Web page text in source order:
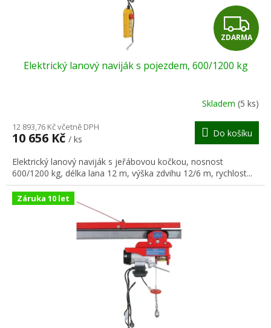
Z
D
R
M
A
ZDARMA
Elektrický lanový naviják s pojezdem, 600/1200 kg
Skladem (5 ks)
12 893,76 Kč včetně DPH
10 656 Kč / ks
Do košíku
Elektrický lanový naviják s jeřábovou kočkou, nosnost
600/1200 kg, délka lana 12 m, výška zdvihu 12/6 m, rychlost...
Záruka 10 let